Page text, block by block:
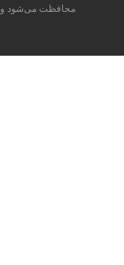
این وب‌سایت توسط reCAPTCHA محافظت می‌شود و